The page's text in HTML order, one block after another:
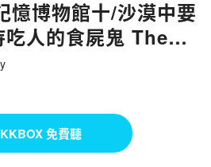
憶博物館十/沙漠中要
人的食屍鬼 The
免費聽